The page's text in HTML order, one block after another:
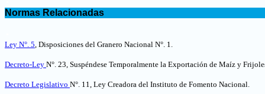
Normas Relacionadas
Ley N°. 5, Disposiciones del Granero Nacional N°. 1.
Decreto-Ley N°. 23, Suspéndese Temporalmente la Exportación de Maíz y
Decreto Legislativo N°. 11, Ley Creadora del Instituto de Fomento Nacional.